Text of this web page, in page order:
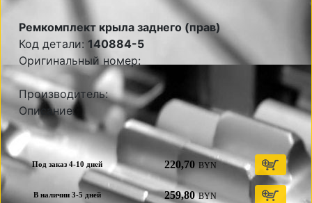
Ремкомплект крыла заднего (прав)
Код детали: 140884-5
Оригинальный номер:
Производитель:
Описание:
Под заказ 4-10 дней 220,70 BYN
В наличии 3-5 дней 259,80 BYN